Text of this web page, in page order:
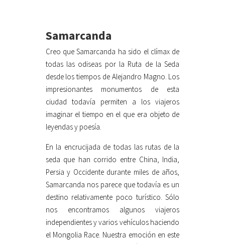
Samarcanda
Creo que Samarcanda ha sido el clímax de
todas las odiseas por la Ruta de la Seda
desde los tiempos de Alejandro Magno. Los
impresionantes monumentos de esta
ciudad todavía permiten a los viajeros
imaginar el tiempo en el que era objeto de
leyendas y poesía.
En la encrucijada de todas las rutas de la
seda que han corrido entre China, India,
Persia y Occidente durante miles de años,
Samarcanda nos parece que todavía es un
destino relativamente poco turístico. Sólo
nos encontramos algunos viajeros
independientes y varios vehículos haciendo
el Mongolia Race. Nuestra emoción en este